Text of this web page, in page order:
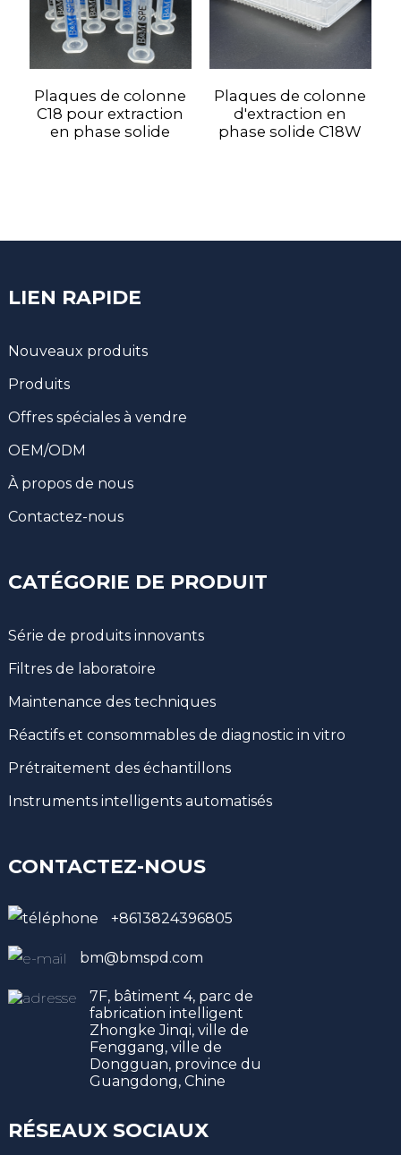
Plaques de colonne
C18 pour extraction
en phase solide
Plaques de colonne
d'extraction en
phase solide C18W
LIEN RAPIDE
Nouveaux produits
Produits
Offres spéciales à vendre
OEM/ODM
À propos de nous
Contactez-nous
CATÉGORIE DE PRODUIT
Série de produits innovants
Filtres de laboratoire
Maintenance des techniques
Réactifs et consommables de diagnostic in vitro
Prétraitement des échantillons
Instruments intelligents automatisés
CONTACTEZ-NOUS
+8613824396805
bm@bmspd.com
7F, bâtiment 4, parc de
fabrication intelligent
Zhongke Jinqi, ville de
Fenggang, ville de
Dongguan, province du
Guangdong, Chine
RÉSEAUX SOCIAUX